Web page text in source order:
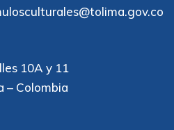
10A y 11
– Colombia